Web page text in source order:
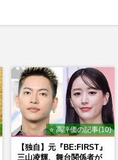
⭐ 高評価の記事(10)
【独自】元『BE:FIRST』
三山凌輝、舞台関係者が